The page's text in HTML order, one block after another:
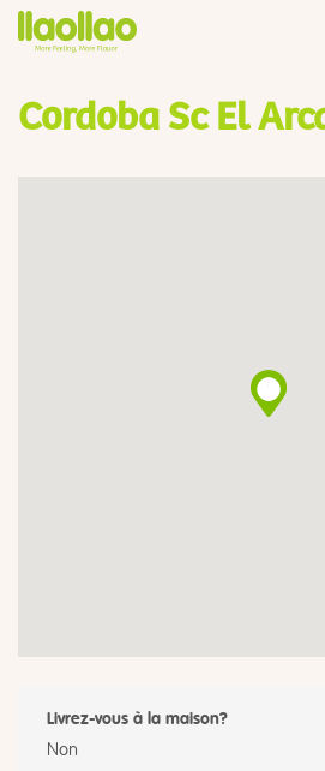
Cordoba Sc El
Livrez-vous à la maison?
Non